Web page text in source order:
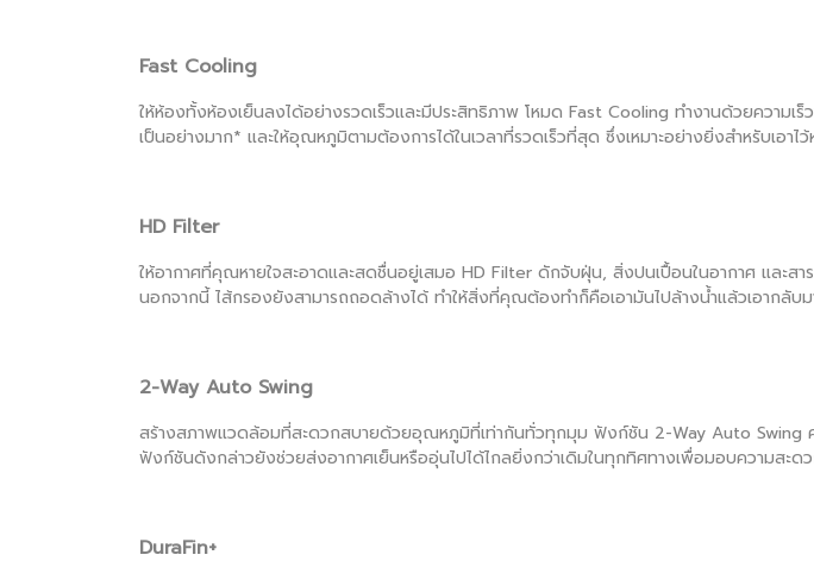
Fast Cooling
ให้ห้องทั้งห้องเย็นลงได้อย่างรวดเร็วและมีประสิทธิภาพ โหมด Fast Cooling ทำงานด้วยความ
เป็นอย่างมาก* และให้อุณหภูมิตามต้องการได้ในเวลาที่รวดเร็วที่สุด ซึ่งเหมาะอย่างยิ่งสำหรับเอา
HD Filter
ให้อากาศที่คุณหายใจสะอาดและสดชื่นอยู่เสมอ HD Filter ดักจับฝุ่น, สิ่งปนเปื้อนในอากาศ และ
นอกจากนี้ ไส้กรองยังสามารถถอดล้างได้ ทำให้สิ่งที่คุณต้องทำก็คือเอามันไปล้างน้ำแล้วเอากลับม
2-Way Auto Swing
สร้างสภาพแวดล้อมที่สะดวกสบายด้วยอุณหภูมิที่เท่ากันทั่วทุกมุม ฟังก์ชัน 2-Way Auto Swing
ฟังก์ชันดังกล่าวยังช่วยส่งอากาศเย็นหรืออุ่นไปได้ไกลยิ่งกว่าเดิมในทุกทิศทางเพื่อมอบความสะด
DuraFin+